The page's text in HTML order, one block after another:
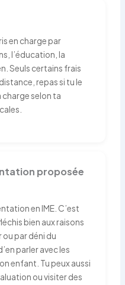
en charge par
l’éducation, la
Seuls certains frais
repas si tu le
selon ta
proposée
en IME. C’est
bien aux raisons
ou par déni du
parler avec les
enfant. Tu peux aussi
ou visiter des